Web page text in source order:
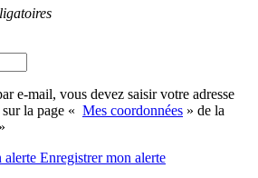
e-mail, vous devez saisir votre adresse
la page « Mes coordonnées » de la
alerte Enregistrermon alerte